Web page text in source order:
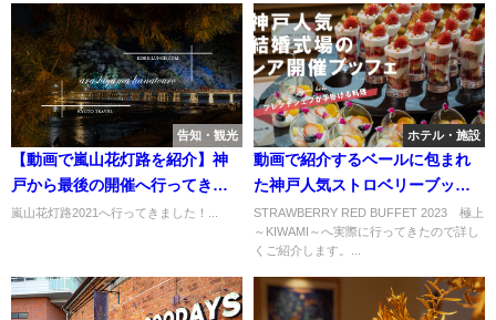
告知・観光
【動画で嵐山花灯路を紹介】神
戸から最後の開催へ行ってきま
した【渡月橋や常寂光寺もライ
嵐山花灯路2021へ行ってきました！...
ホテル・施設
動画で紹介するベールに包まれ
た神戸人気ストロベリーブッフ
ェの全容【オーシャンズガーデ
ン】
STRAWBERRY RED BUFFET 2023 極上
～KIWAMI～へ実際に行ってきたので詳し
くご紹介します。...